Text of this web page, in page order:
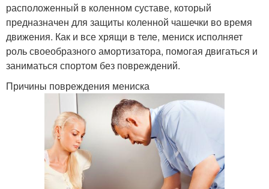
расположенный в коленном суставе, который
предназначен для защиты коленной чашечки во время
движения. Как и все хрящи в теле, мениск исполняет
роль своеобразного амортизатора, помогая двигаться и
заниматься спортом без повреждений.
Причины повреждения мениска